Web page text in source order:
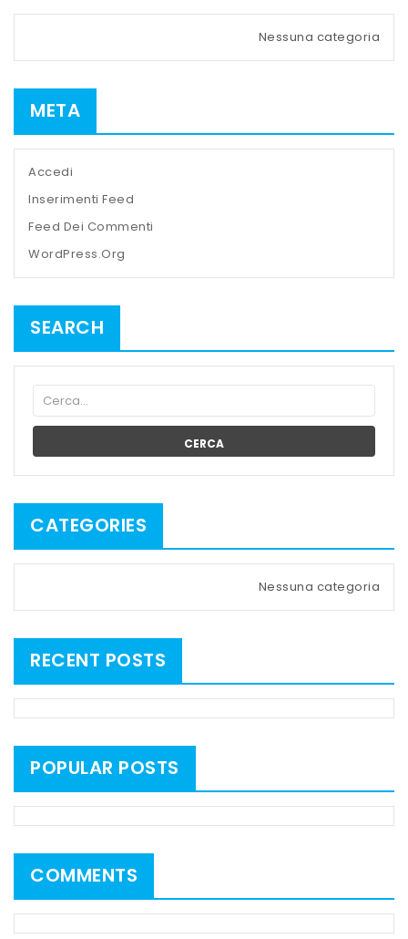
Nessuna categoria
META
Accedi
Inserimenti Feed
Feed Dei Commenti
WordPress.org
SEARCH
CERCA
CATEGORIES
Nessuna categoria
RECENT POSTS
POPULAR POSTS
COMMENTS